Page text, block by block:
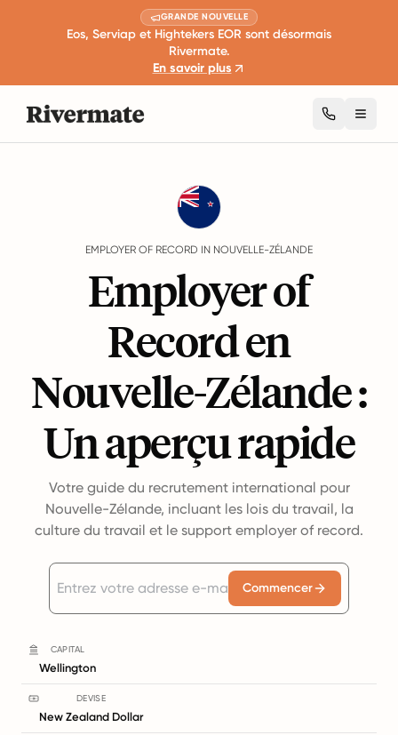
GRANDE NOUVELLE
Eos, Serviap et Hightekers EOR sont désormais
Rivermate.
En savoir plus
EMPLOYER OF RECORD IN NOUVELLE-ZÉLANDE
Employer of
Record en
Nouvelle-Zélande :
Un aperçu rapide
Votre guide du recrutement international pour
Nouvelle-Zélande, incluant les lois du travail, la
culture du travail et le support employer of record.
Commencer
CAPITAL
Wellington
DEVISE
New Zealand Dollar